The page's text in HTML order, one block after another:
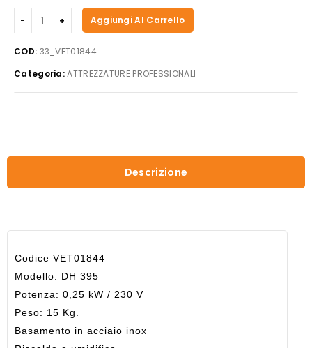
Beckers
-
Vetrina
caldo
mod.
Aggiungi Al Carrello
COD: 33_VET01844
Categoria:ATTREZZATURE PROFESSIONALI
Descrizione
Codice VET01844
Modello: DH 395
Potenza: 0,25 kW / 230 V
Peso: 15 Kg.
Basamento in acciaio inox